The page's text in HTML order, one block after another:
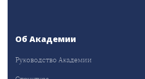
Об Академии
Руководство Академии